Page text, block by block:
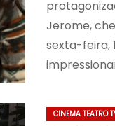
Jerome,
sexta-feira,
CINEMA TEATRO